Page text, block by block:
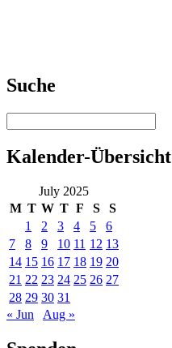
Suche
Kalender-Übersicht
July 2025
M T W T F S
S
1
2 3 4 5
6
7
8 9 10 11 12 13
14 15 16 17 18 19 20
21 22 23 24 25 26 27
28 29 30 31
« Jun
Aug »